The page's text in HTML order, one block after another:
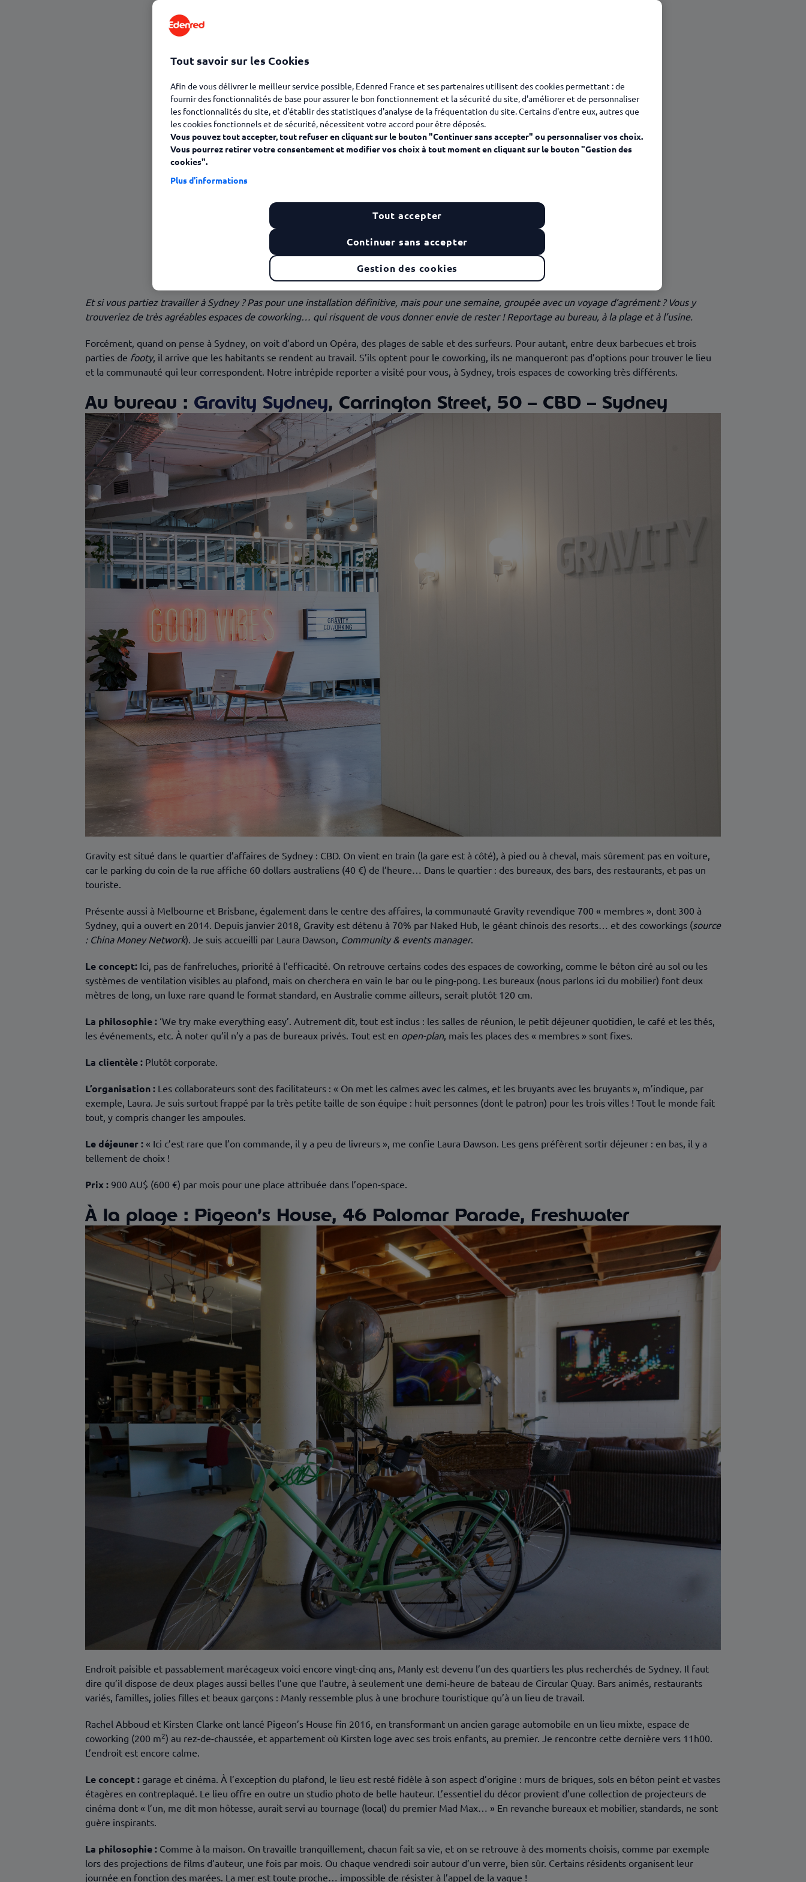
Sommaire
Au bureau : Gravity Sydney, Carrington Street, 50 – CBD – Sydney
À la plage : Pigeon’s House, 46 Palomar Parade, Freshwater
À l’usine : Work Inc., 9 Middlemiss Street, Lavender Bay
Et si vous partiez travailler à Sydney ? Pas pour une installation définitive, mais pour une semaine, groupée avec un voyage d’agrément ? Vous y
trouveriez de très agréables espaces de coworking… qui risquent de vous donner envie de rester ! Reportage au bureau, à la plage et à l’usine.
Forcément, quand on pense à Sydney, on voit d’abord un Opéra, des plages de sable et des surfeurs. Pour autant, entre deux barbecues et trois
parties de footy, il arrive que les habitants se rendent au travail. S’ils optent pour le coworking, ils ne manqueront pas d’options pour trouver le lieu
et la communauté qui leur correspondent. Notre intrépide reporter a visité pour vous, à Sydney, trois espaces de coworking très différents.
Au bureau : Gravity Sydney, Carrington Street, 50 – CBD – Sydney
Gravity est situé dans le quartier d’affaires de Sydney : CBD. On vient en train (la gare est à côté), à pied ou à cheval, mais sûrement pas en voiture,
car le parking du coin de la rue affiche 60 dollars australiens (40 €) de l’heure… Dans le quartier : des bureaux, des bars, des restaurants, et pas un
touriste.
Présente aussi à Melbourne et Brisbane, également dans le centre des affaires, la communauté Gravity revendique 700 « membres », dont 300 à
Sydney, qui a ouvert en 2014. Depuis janvier 2018, Gravity est détenu à 70% par Naked Hub, le géant chinois des resorts… et des coworkings (source
: China Money Network). Je suis accueilli par Laura Dawson, Community & events manager.
Le concept: Ici, pas de fanfreluches, priorité à l’efficacité. On retrouve certains codes des espaces de coworking, comme le béton ciré au sol ou les
systèmes de ventilation visibles au plafond, mais on cherchera en vain le bar ou le ping-pong. Les bureaux (nous parlons ici du mobilier) font deux
mètres de long, un luxe rare quand le format standard, en Australie comme ailleurs, serait plutôt 120 cm.
La philosophie : ‘We try make everything easy’. Autrement dit, tout est inclus : les salles de réunion, le petit déjeuner quotidien, le café et les thés,
les événements, etc. À noter qu’il n’y a pas de bureaux privés. Tout est en open-plan, mais les places des « membres » sont fixes.
La clientèle : Plutôt corporate.
L’organisation : Les collaborateurs sont des facilitateurs : « On met les calmes avec les calmes, et les bruyants avec les bruyants », m’indique, par
exemple, Laura. Je suis surtout frappé par la très petite taille de son équipe : huit personnes (dont le patron) pour les trois villes ! Tout le monde fait
tout, y compris changer les ampoules.
Le déjeuner : « Ici c’est rare que l’on commande, il y a peu de livreurs », me confie Laura Dawson. Les gens préfèrent sortir déjeuner : en bas, il y a
tellement de choix !
Prix : 900 AU$ (600 €) par mois pour une place attribuée dans l’open-space.
À la plage : Pigeon’s House, 46 Palomar Parade, Freshwater
Endroit paisible et passablement marécageux voici encore vingt-cinq ans, Manly est devenu l’un des quartiers les plus recherchés de Sydney. Il faut
dire qu’il dispose de deux plages aussi belles l’une que l’autre, à seulement une demi-heure de bateau de Circular Quay. Bars animés, restaurants
variés, familles, jolies filles et beaux garçons : Manly ressemble plus à une brochure touristique qu’à un lieu de travail.
Rachel Abboud et Kirsten Clarke ont lancé Pigeon’s House fin 2016, en transformant un ancien garage automobile en un lieu mixte, espace de
coworking (200 m2) au rez-de-chaussée, et appartement où Kirsten loge avec ses trois enfants, au premier. Je rencontre cette dernière vers 11h00.
L’endroit est encore calme.
Le concept : garage et cinéma. À l’exception du plafond, le lieu est resté fidèle à son aspect d’origine : murs de briques, sols en béton peint et vastes
étagères en contreplaqué. Le lieu offre en outre un studio photo de belle hauteur. L’essentiel du décor provient d’une collection de projecteurs de
cinéma dont « l’un, me dit mon hôtesse, aurait servi au tournage (local) du premier Mad Max… » En revanche bureaux et mobilier, standards, ne sont
guère inspirants.
La philosophie : Comme à la maison. On travaille tranquillement, chacun fait sa vie, et on se retrouve à des moments choisis, comme par exemple
lors des projections de films d’auteur, une fois par mois. Ou chaque vendredi soir autour d’un verre, bien sûr. Certains résidents organisent leur
journée en fonction des marées. La mer est toute proche… impossible de résister à l’appel de la vague !
Tout savoir sur les Cookies
Afin de vous délivrer le meilleur service possible, Edenred France et ses partenaires utilisent des cookies permettant : de
fournir des fonctionnalités de base pour assurer le bon fonctionnement et la sécurité du site, d'améliorer et de personnaliser
les fonctionnalités du site, et d'établir des statistiques d'analyse de la fréquentation du site. Certains d'entre eux, autres que
les cookies fonctionnels et de sécurité, nécessitent votre accord pour être déposés.
Vous pouvez tout accepter, tout refuser en cliquant sur le bouton "Continuer sans accepter" ou personnaliser vos choix.
Vous pourrez retirer votre consentement et modifier vos choix à tout moment en cliquant sur le bouton "Gestion des
cookies".
Plus d'informations
Gestion des cookies
Continuer sans accepter
Tout accepter